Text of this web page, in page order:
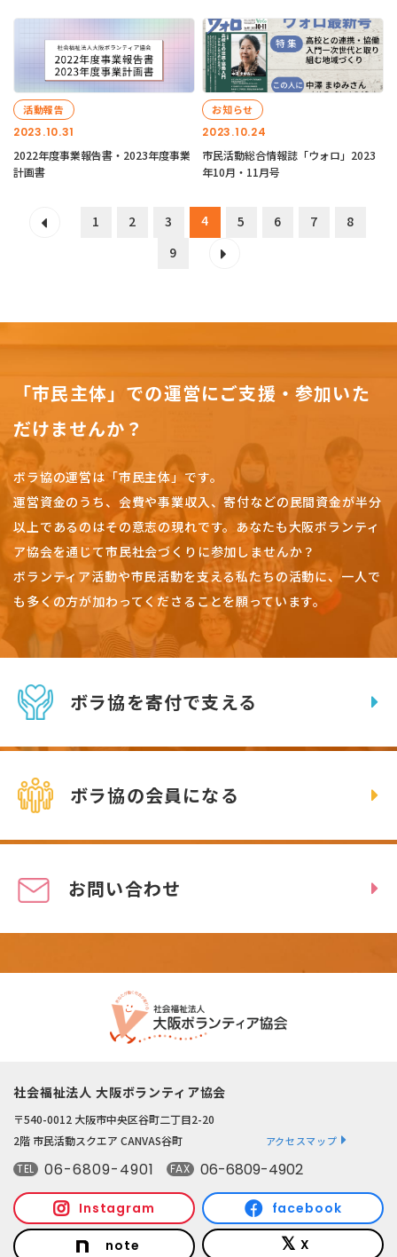
2023.10.31
活動報告
2022年度事業報告書・2023年度事業
計画書
2023.10.24
お知らせ
市民活動総合情報誌「ウォロ」2023
年10月・11月号
1 2 3 4 5 6 7
8
9
「市民主体」での運営にご支援・参加いた
だけませんか？
ボラ協の運営は「市民主体」です。
運営資金のうち、会費や事業収入、寄付などの民間資金が半分
以上であるのはその意志の現れです。 あなたも大阪ボランティ
ア協会を通じて市民社会づくりに参加しませんか？
ボランティア活動や市民活動を支える私たちの活動に、一人で
も多くの方が加わってくださることを願っています。
ボラ協を寄付で支える
ボラ協の会員になる
お問い合わせ
社会福祉法人 大阪ボランティア協会
〒540-0012 大阪市中央区谷町二丁目2-20
2階 市民活動スクエア CANVAS谷町
アクセスマップ
TEL 06-6809-4901 FAX 06-6809-4902
Instagram facebook
note X